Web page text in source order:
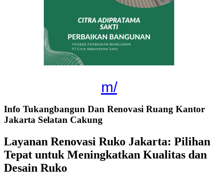
m/
Info Tukangbangun Dan Renovasi Ruang Kantor
Jakarta Selatan Cakung
Layanan Renovasi Ruko Jakarta: Pilihan
Tepat untuk Meningkatkan Kualitas dan
Desain Ruko